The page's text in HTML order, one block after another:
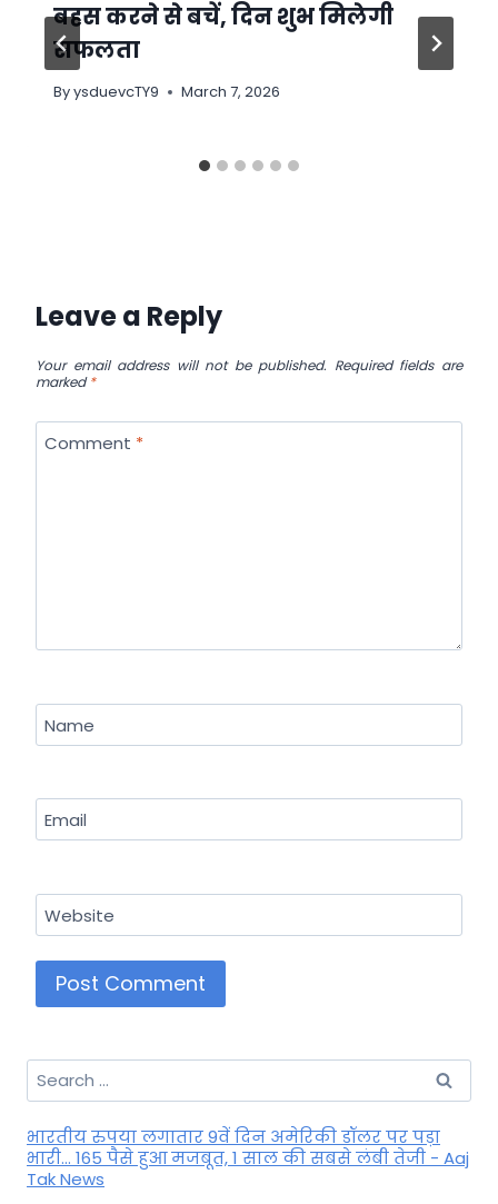
बहस करने से बचें, दिन शुभ मिलेगी
सफलता
ByysduevcTY9 March 7, 2026
Leave a Reply
Your email address will not be published. Required fields are
marked*
Comment *
Name
Email
Website
Search
for:
भारतीय रुपया लगातार 9वें दिन अमेरिकी डॉलर पर पड़ा
भारी... 165 पैसे हुआ मजबूत, 1 साल की सबसे लंबी तेजी - Aaj
Tak News